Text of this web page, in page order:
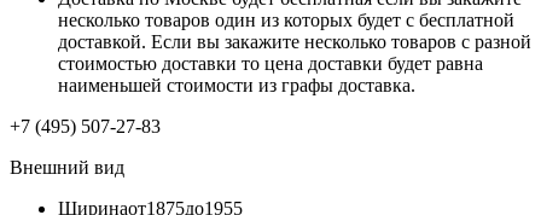
несколько товаров один из которых будет с бесплатной
доставкой. Если вы закажите несколько товаров с разной
стоимостью доставки то цена доставки будет равна
наименьшей стоимости из графы доставка.
+7 (495) 507-27-83
Внешний вид
Ширинаот1875до1955